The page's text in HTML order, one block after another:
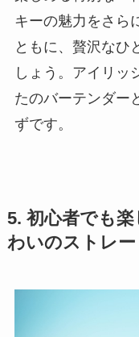
キーの魅力をさら
ともに、贅沢なひ
しょう。アイリッ
たのバーテンダー
ずです。
5. 初心者でも
わいのストレー